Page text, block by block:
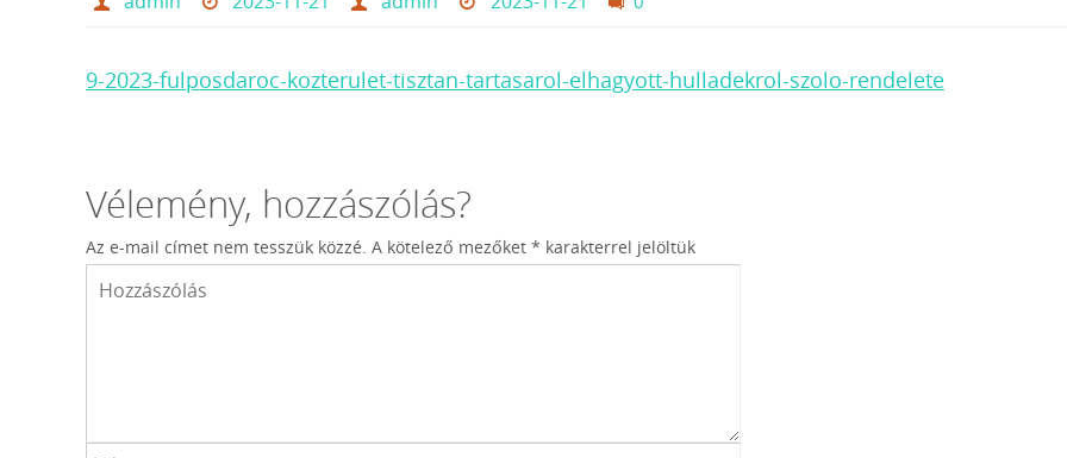
9-2023-fulposdaroc-kozterulet-tisztan-tartasarol-elhagyott-hulladekrol-szolo-rendelete
Vélemény, hozzászólás?
Az e-mail címet nem tesszük közzé. A kötelező mezőket * karakterrel jelöltük